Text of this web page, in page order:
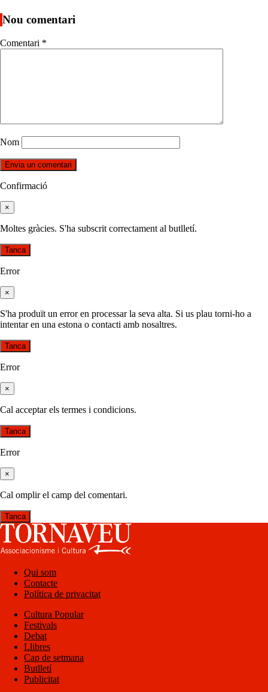
Nou comentari
Comentari *
Nom
Confirmació
×
Moltes gràcies. S'ha subscrit correctament al butlletí.
Tanca
Error
×
S'ha produït un error en processar la seva alta. Si us plau torni-ho a
intentar en una estona o contacti amb nosaltres.
Tanca
Error
×
Cal acceptar els termes i condicions.
Tanca
Error
×
Cal omplir el camp del comentari.
Tanca
Qui som
Contacte
Política de privacitat
Cultura Popular
Festivals
Debat
Llibres
Cap de setmana
Butlletí
Publicitat